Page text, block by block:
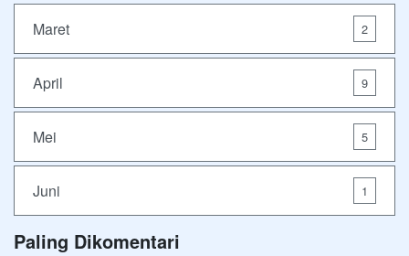
Maret 2
April 9
Mei 5
Juni 1
Paling Dikomentari